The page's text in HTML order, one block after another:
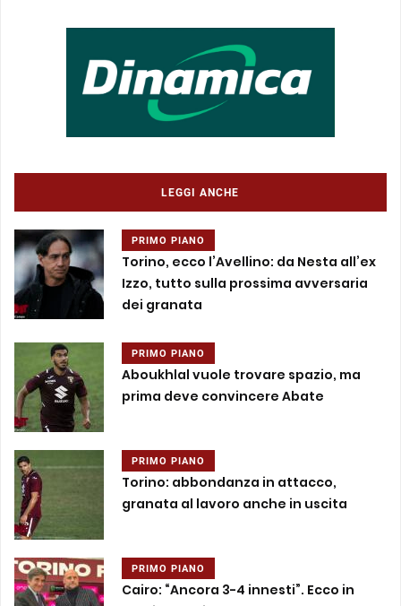
LEGGI ANCHE
PRIMO PIANO
Torino, ecco l’Avellino: da Nesta all’ex
Izzo, tutto sulla prossima avversaria
dei granata
PRIMO PIANO
Aboukhlal vuole trovare spazio, ma
prima deve convincere Abate
PRIMO PIANO
Torino: abbondanza in attacco,
granata al lavoro anche in uscita
PRIMO PIANO
Cairo: “Ancora 3-4 innesti”. Ecco in